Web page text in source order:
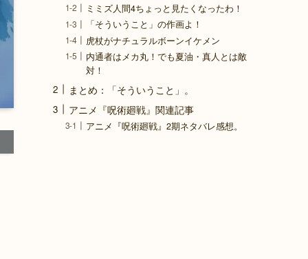
ミミズ人間4ちょっと見たくなったわ！
「そういうこと」の作画よ！
虎杖がナチュラルボーンイケメン
内通者はメカ丸！でも夏油・真人とは敵
対！
まとめ：「そういうこと」。
アニメ『呪術廻戦』関連記事
アニメ『呪術廻戦』2期ネタバレ感想。